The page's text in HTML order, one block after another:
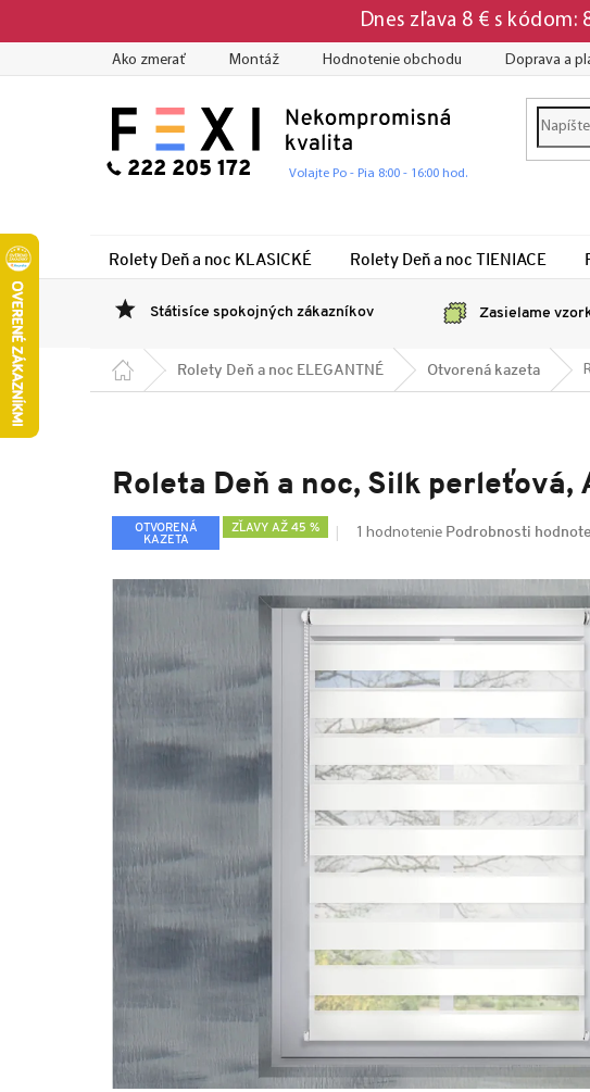
Dnes zľava 8 € s kódom:
Ako zmerať Montáž Hodnotenie obchodu Doprava a
222 205 172 Volajte Po - Pia 8:00 - 16:00 hod.
Rolety Deň a noc KLASICKÉ Rolety Deň a noc TIENIACE
Státisíce spokojných zákazníkov Zasielame
DomovRolety Deň a noc ELEGANTNÉ Otvorená kazeta
Roleta Deň a noc, Silk perleťová,
OTVORENÁ
KAZETA
ZĽAVY AŽ 45 % 1 hodnotenie Podrobnosti